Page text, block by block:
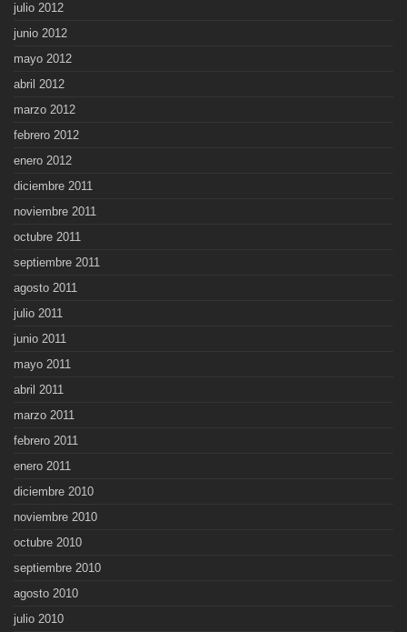
julio 2012
junio 2012
mayo 2012
abril 2012
marzo 2012
febrero 2012
enero 2012
diciembre 2011
noviembre 2011
octubre 2011
septiembre 2011
agosto 2011
julio 2011
junio 2011
mayo 2011
abril 2011
marzo 2011
febrero 2011
enero 2011
diciembre 2010
noviembre 2010
octubre 2010
septiembre 2010
agosto 2010
julio 2010